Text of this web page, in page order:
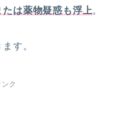
は薬物疑惑も浮上。
す。
ク